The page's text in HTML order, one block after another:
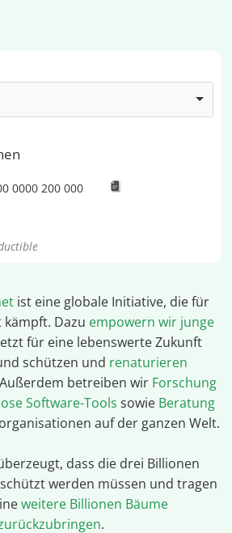
0000 200 000
ist eine globale Initiative, die für
Dazu empowern wir junge
für eine lebenswerte Zukunft
schützen und renaturieren
betreiben wir Forschung
Software-Tools sowie Beratung
auf der ganzen Welt.
dass die drei Billionen
werden müssen und tragen
weitere Billionen Bäume
.